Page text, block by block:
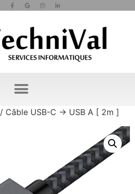
/ Câble USB-C -> USB A [ 2m ]